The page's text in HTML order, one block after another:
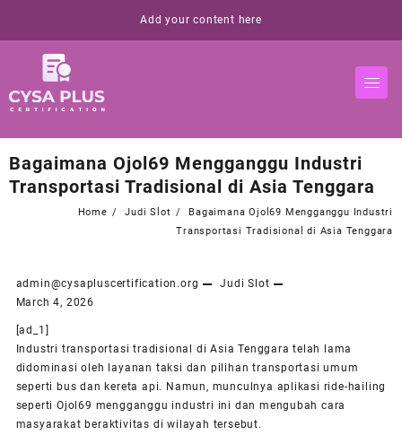
Add your content here
Bagaimana Ojol69 Mengganggu Industri
Transportasi Tradisional di Asia Tenggara
Home Judi Slot
Bagaimana Ojol69 Mengganggu Industri
Transportasi Tradisional di Asia Tenggara
admin@cysapluscertification.org
Judi Slot
March 4, 2026
[ad_1]
Industri transportasi tradisional di Asia Tenggara telah lama
didominasi oleh layanan taksi dan pilihan transportasi umum
seperti bus dan kereta api. Namun, munculnya aplikasi ride-hailing
seperti Ojol69 mengganggu industri ini dan mengubah cara
masyarakat beraktivitas di wilayah tersebut.